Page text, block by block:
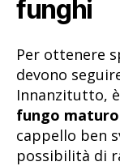
funghi
Per ottenere
devono
Innanzitutto,
fungo maturo
cappello ben
possibilità di